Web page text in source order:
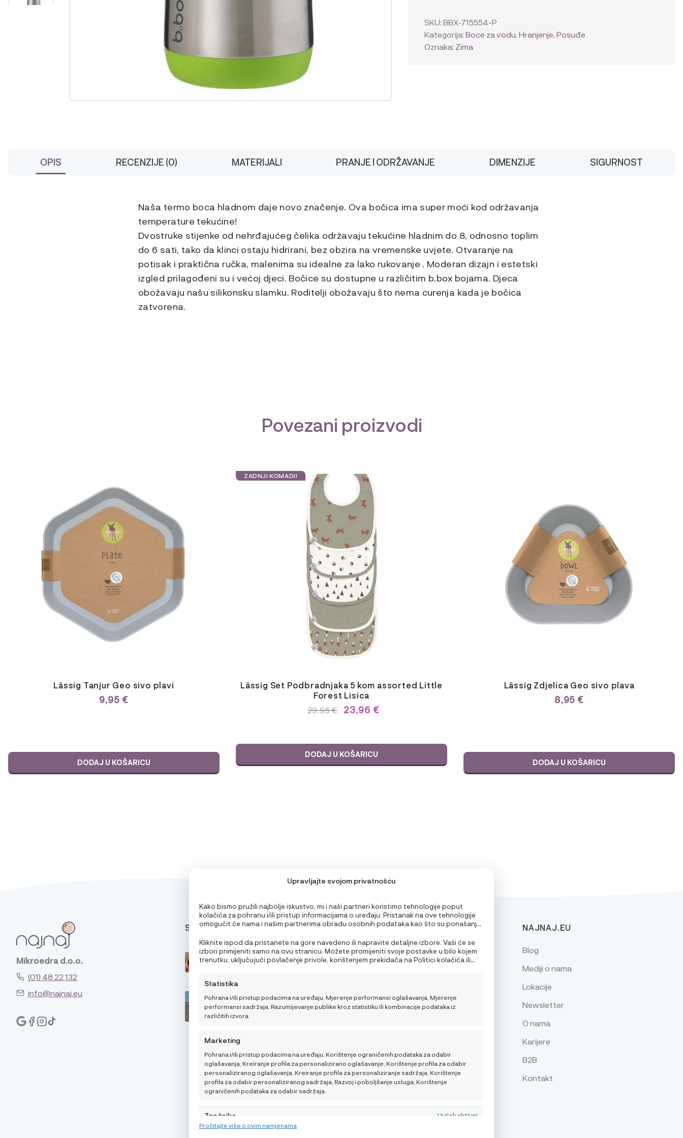
Upravljajte svojom privatnošću
Kako bismo pružili najbolje iskustvo, mi i naši partneri koristimo tehnologije poput
kolačića za pohranu i/ili pristup informacijama o uređaju. Pristanak na ove tehnologije
omogućit će nama i našim partnerima obradu osobnih podataka kao što su ponašanje
oglase. Nepristanak ili povlačenje privole može negativno utjecati na određene
značajke i funkcije.
Kliknite ispod da pristanete na gore navedeno ili napravite detaljne izbore. Vaši će se
izbori primijeniti samo na ovu stranicu. Možete promijeniti svoje postavke u bilo kojem
trenutku, uključujući povlačenje privole, korištenjem prekidača na Politici kolačića ili
Statistika
Pohrana i/ili pristup podacima na uređaju, Mjerenje performansi oglašavanja, Mjerenje
performansi sadržaja, Razumijevanje publike kroz statistiku ili kombinacije podataka iz
različitih izvora.
Marketing
Pohrana i/ili pristup podacima na uređaju, Korištenje ograničenih podataka za odabir
oglašavanja, Kreiranje profila za personalizirano oglašavanje, Korištenje profila za odabir
personaliziranog oglašavanja, Kreiranje profila za personaliziranje sadržaja, Korištenje
profila za odabir personaliziranog sadržaja, Razvoj i poboljšanje usluga, Korištenje
ograničenih podataka za odabir sadržaja.
Značajke
Uvijek aktivni
Usklađivanje i kombiniranje podataka iz drugih izvora podataka, Povezivanje
Pročitajte više o ovim namjenama
350
ml
količina
SKU:BBX-715554-P
Kategorija:Boce za vodu,Hranjenje,Posuđe
Oznaka: Zima
OPIS RECENZIJE (0) MATERIJALI PRANJE I ODRŽAVANJE DIMENZIJE SIGURNOST
Naša termo boca hladnom daje novo značenje. Ova bočica ima super moći kod održavanja
temperature tekućine!
Dvostruke stijenke od nehrđajućeg čelika održavaju tekućine hladnim do 8, odnosno toplim
do 6 sati, tako da klinci ostaju hidrirani, bez obzira na vremenske uvjete. Otvaranje na
potisak i praktična ručka, malenima su idealne za lako rukovanje . Moderan dizajn i estetski
izgled prilagođeni su i većoj djeci. Bočice su dostupne u različitim b.box bojama. Djeca
obožavaju našu silikonsku slamku. Roditelji obožavaju što nema curenja kada je bočica
zatvorena.
Povezani proizvodi
Lässig Tanjur Geo sivo plavi
9,95 €
DODAJ U KOŠARICU
Lässig Set Podbradnjaka 5 kom assorted Little
Forest Lisica
IZVORNA
29,95 €.
29,95€TRENUTNA
23,96 €
DODAJ U KOŠARICU
ZADNJI KOMADI!
Lässig Zdjelica Geo sivo plava
8,95 €
DODAJ U KOŠARICU
Mikroedra d.o.o.
(01) 48 22 132
info@najnaj.eu
SAVJETI
Što ponijeti bebi za
obrok na plaži ili izletu?
Nutricionistica donosi 3
Kako pomoći bebi da
lakše podnese vrućine
Kako sigurno putovati
PODRŠKA
Moj račun
Načini plaćanja i sigurnost
Povrati, zamjene i reklamacije
Raskid ugovora
Izjava o privatnosti (EU)
NAJNAJ.EU
Blog
Mediji o nama
Lokacije
Newsletter
O nama
Karijere
B2B
Kontakt